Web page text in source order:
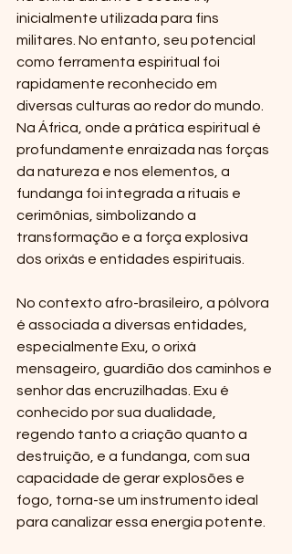
inicialmente utilizada para fins
militares. No entanto, seu potencial
como ferramenta espiritual foi
rapidamente reconhecido em
diversas culturas ao redor do mundo.
Na África, onde a prática espiritual é
profundamente enraizada nas forças
da natureza e nos elementos, a
fundanga foi integrada a rituais e
cerimônias, simbolizando a
transformação e a força explosiva
dos orixás e entidades espirituais.
No contexto afro-brasileiro, a pólvora
é associada a diversas entidades,
especialmente Exu, o orixá
mensageiro, guardião dos caminhos e
senhor das encruzilhadas. Exu é
conhecido por sua dualidade,
regendo tanto a criação quanto a
destruição, e a fundanga, com sua
capacidade de gerar explosões e
fogo, torna-se um instrumento ideal
para canalizar essa energia potente.